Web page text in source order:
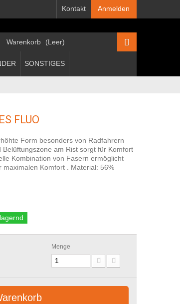
Anmelden
Kontakt
Warenkorb (Leer)
SONSTIGES
FLUO
Form besonders von Radfahrern
am Rist sorgt für Komfort
Kombination von Fasern ermöglicht
Komfort . Material: 56%
lagernd
Menge